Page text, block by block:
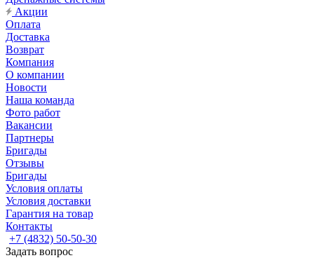
Акции
Оплата
Доставка
Возврат
Компания
О компании
Новости
Наша команда
Фото работ
Вакансии
Партнеры
Бригады
Отзывы
Бригады
Условия оплаты
Условия доставки
Гарантия на товар
Контакты
+7 (4832) 50-50-30
Задать вопрос